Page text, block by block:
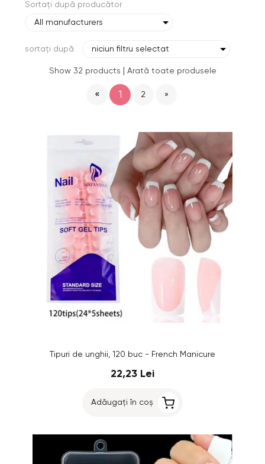
Sortați după producător
All manufacturers
sortați după niciun filtru selectat
Show 32 products Arată toate produsele
« 1 2 »
Tipuri de unghii, 120 buc - French Manicure
22,23 Lei
Adăugați în coș